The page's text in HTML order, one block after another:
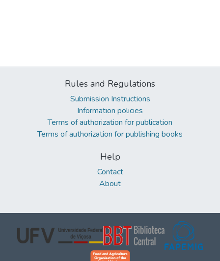
Rules and Regulations
Submission Instructions
Information policies
Terms of authorization for publication
Terms of authorization for publishing books
Help
Contact
About